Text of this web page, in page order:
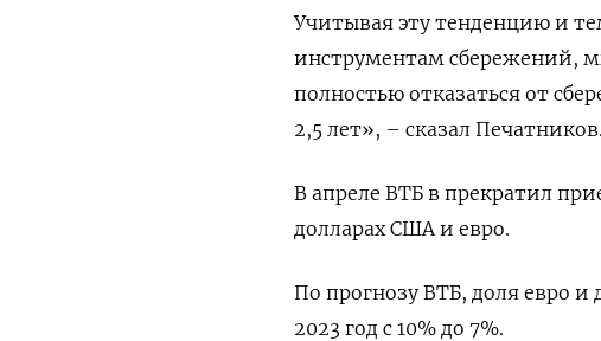
Учитывая эту тенденцию и
инструментам сбережений,
полностью отказаться от
2,5 лет», – сказал Печатников.
В апреле ВТБ в прекратил
долларах США и евро.
По прогнозу ВТБ, доля евро и
2023 год с 10% до 7%.